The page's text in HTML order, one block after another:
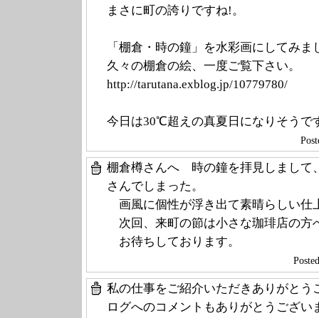
まさに町の誇りですね!。
「棚倉・時の鐘」を水彩画にしてみま
久々の棚倉の絵、一度ご覧下さい。
http://tarutana.exblog.jp/10779780/
今日は30℃超えの真夏日になりそうで
棚倉樽さんへ 時の鐘を拝見しまして
さんでしまった。
画風に個性が浮き出て素晴らしい仕
次回、来町の節は小さな珈琲店の方
お待ちしております。
私の仕事をご紹介いただきありがとう
ログへのコメントもありがとうござい